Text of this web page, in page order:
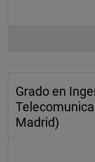
Grado en
Madrid)